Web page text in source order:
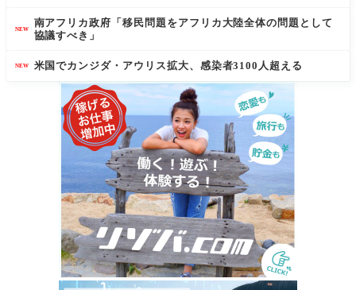
NEW
南アフリカ政府「移民問題をアフリカ大陸全体の問題として
協議すべき」
NEW 米国でカンジダ・アウリス拡大、感染者3100人超える